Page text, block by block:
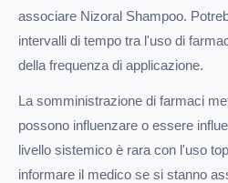
associare Nizoral Shampoo.
intervalli di tempo tra l'uso di
della frequenza di applicazione.
La somministrazione di farmaci
possono influenzare o essere
livello sistemico è rara con l'uso
informare il medico se si stanno